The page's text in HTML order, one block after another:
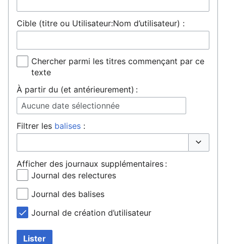
Cible (titre ou Utilisateur:Nom d’utilisateur) :
Chercher parmi les titres commençant par ce
texte
À partir du (et antérieurement) :
Aucune date sélectionnée
Filtrer les balises :
Afficher des journaux supplémentaires :
Journal des relectures
Journal des balises
Journal de création d’utilisateur
Lister